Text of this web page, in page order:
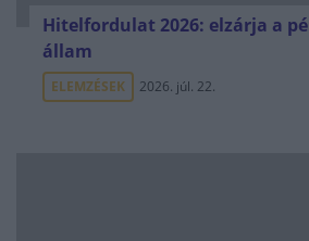
Hitelfordulat 2026: elzárja a
állam
ELEMZÉSEK 2026. júl. 22.